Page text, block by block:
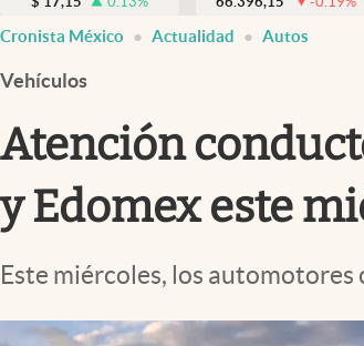
Opinión
Brand Strategy
Vida y estilo
Tv
Espiritualidad
Mediakit
Cronista México Actualidad Autos
Vehículos
Atención
y Edomex este
Este miércoles, los